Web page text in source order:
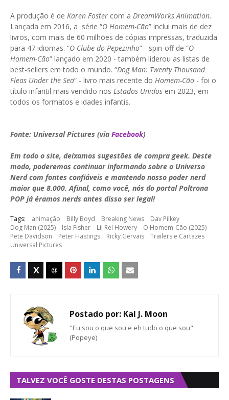
A produção é de Karen Foster com a DreamWorks Animation.
Lançada em 2016, a série “O Homem-Cão” inclui mais de dez
livros, com mais de 60 milhões de cópias impressas, traduzida
para 47 idiomas. “O Clube do Pepezinho” - spin-off de “O
Homem-Cão” lançado em 2020 - também liderou as listas de
best-sellers em todo o mundo. “Dog Man: Twenty Thousand
Fleas Under the Sea” - livro mais recente do Homem-Cão - foi o
título infantil mais vendido nos Estados Unidos em 2023, em
todos os formatos e idades infantis.
Fonte: Universal Pictures (via Facebook)
Em todo o site, deixamos sugestões de compra geek. Deste
modo, poderemos continuar informando sobre o Universo
Nerd com fontes confiáveis e mantendo nosso poder nerd
maior que 8.000. Afinal, como você, nós do portal Poltrona
POP já éramos nerds antes disso ser legal!
Tags: animação Billy Boyd Breaking News
Dav Pilkey
Dog Man (2025)
Isla Fisher Lil Rel Howery
O Homem-Cão (2025)
Pete Davidson
Peter Hastings Ricky Gervais
Trailers e Cartazes
Universal Pictures
Postado por: Kal J. Moon
"Eu sou o que sou e eh tudo o que sou"
(Popeye)
TALVEZ VOCÊ GOSTE DESTAS POSTAGENS